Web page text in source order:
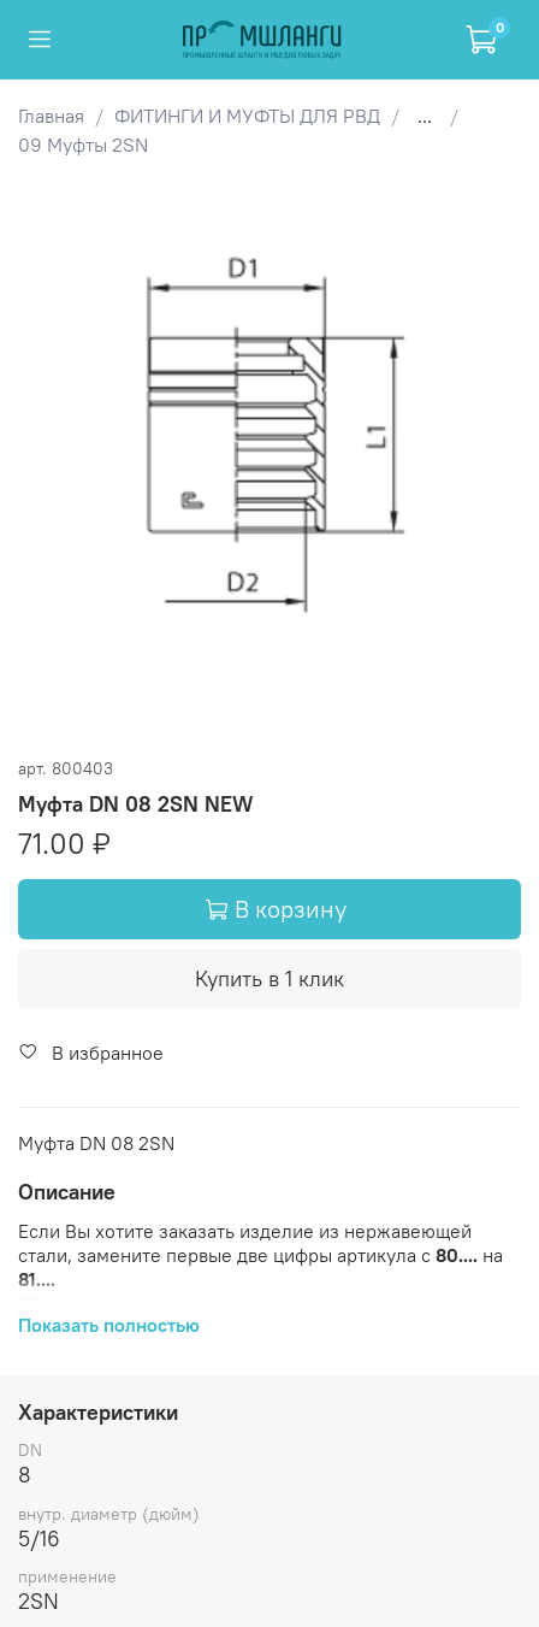
0
Главная ФИТИНГИ И МУФТЫ ДЛЯ РВД
...
09 Муфты 2SN
арт. 800403
Муфта DN 08 2SN NEW
71.00 ₽
В корзину
Купить в 1 клик
В избранное
Муфта DN 08 2SN
Описание
Если Вы хотите заказать изделие из нержавеющей
стали, замените первые две цифры артикула с 80.... на
81....
800403 CAST
Показать полностью
Характеристики
DN
8
внутр. диаметр (дюйм)
5/16
применение
2SN